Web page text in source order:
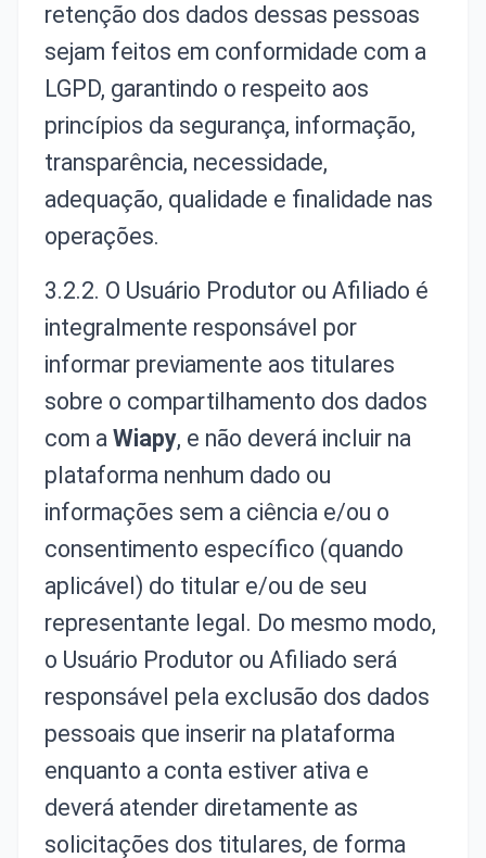
retenção dos dados dessas pessoas
sejam feitos em conformidade com a
LGPD, garantindo o respeito aos
princípios da segurança, informação,
transparência, necessidade,
adequação, qualidade e finalidade nas
operações.
3.2.2. O Usuário Produtor ou Afiliado é
integralmente responsável por
informar previamente aos titulares
sobre o compartilhamento dos dados
com a Wiapy, e não deverá incluir na
plataforma nenhum dado ou
informações sem a ciência e/ou o
consentimento específico (quando
aplicável) do titular e/ou de seu
representante legal. Do mesmo modo,
o Usuário Produtor ou Afiliado será
responsável pela exclusão dos dados
pessoais que inserir na plataforma
enquanto a conta estiver ativa e
deverá atender diretamente as
solicitações dos titulares, de forma